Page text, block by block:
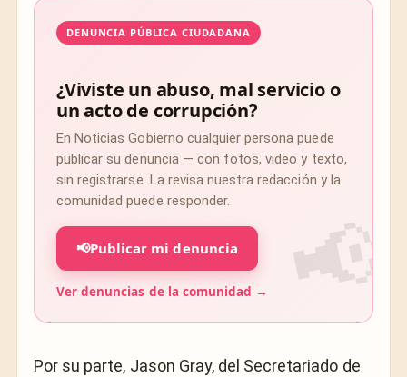
DENUNCIA PÚBLICA CIUDADANA
¿Viviste un abuso, mal servicio o
un acto de corrupción?
En Noticias Gobierno cualquier persona puede
publicar su denuncia — con fotos, video y texto,
sin registrarse. La revisa nuestra redacción y la
comunidad puede responder.
📢Publicar mi denuncia
Ver denuncias de la comunidad →
Por su parte, Jason Gray, del Secretariado de